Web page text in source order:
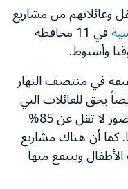
ينتفع حوالي 400000 طفل وعائلاتهم من مشاريع
في 11 محافظة
وأسيوط.
في منتصف النهار
يحق للعائلات التي
ينتظم أطفالها في الدراسة بنسبة حضور لا تقل عن 85%
شهريا. كما أن هناك مشاريع
وينتفع منها